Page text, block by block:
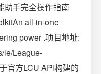
助手完全操作指南
all-in-one
power .项目地址:
le/League-
官方LCU API构建的